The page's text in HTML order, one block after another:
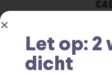
€
Let op: 2
dicht